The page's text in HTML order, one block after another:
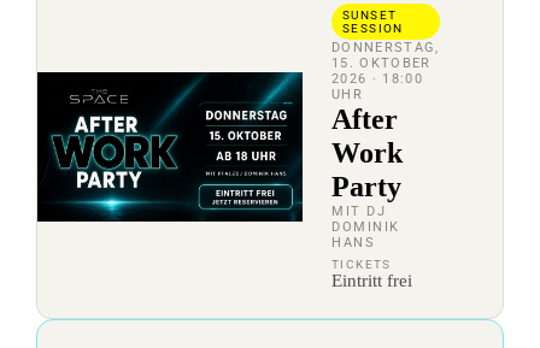
SUNSET
SESSION
DONNERSTAG,
15. OKTOBER
2026 · 18:00
UHR
After
Work
Party
MIT DJ
DOMINIK
HANS
TICKETS
Eintritt frei